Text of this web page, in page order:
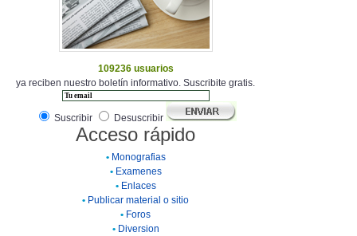
109236 usuarios
ya reciben nuestro boletín informativo. Suscribite gratis.
Suscribir Desuscribir
Acceso rápido
• Monografias
• Examenes
• Enlaces
• Publicar material o sitio
• Foros
• Diversion